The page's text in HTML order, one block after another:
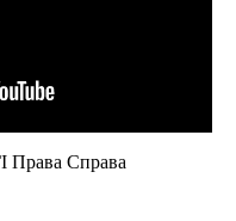
Права Справа